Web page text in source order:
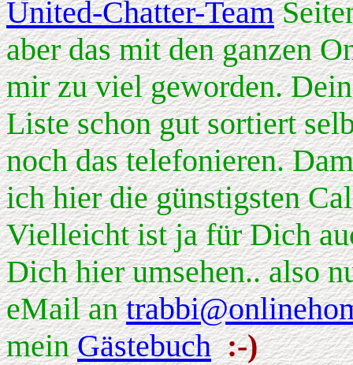
United-Chatter-Team
aber das mit den ganzen
mir zu viel geworden.
Liste schon gut sortiert
noch das telefonieren.
ich hier die günstigsten
Vielleicht ist ja für Dich
Dich hier umsehen.. also
eMail an
meinGästebuch :-)